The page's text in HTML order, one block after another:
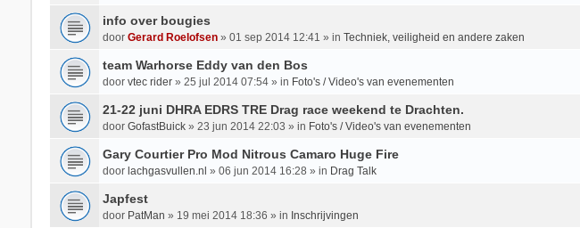
info over bougies
door Gerard Roelofsen» 01 sep 2014 12:41 » in Techniek, veiligheid en andere zaken
team Warhorse Eddy van den Bos
door vtec rider» 25 jul 2014 07:54» in Foto's / Video's van evenementen
21-22 juni DHRA EDRS TRE Drag race weekend te Drachten.
door GofastBuick» 23 jun 2014 22:03 » in Foto's / Video's van evenementen
Gary Courtier Pro Mod Nitrous Camaro Huge Fire
door lachgasvullen.nl » 06 jun 2014 16:28 » in Drag Talk
Japfest
door PatMan » 19 mei 2014 18:36 » in Inschrijvingen